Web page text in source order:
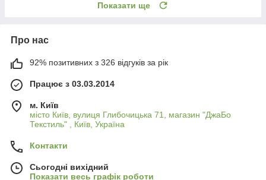
Показати ще
Про нас
92% позитивних з 326 відгуків за рік
Працює з 03.03.2014
м. Київ
місто Київ, вулиця Глибочицька 71, магазин "ДжаБо
Текстиль" , Київ, Україна
Контакти
Сьогодні вихідний
Показати весь графік роботи